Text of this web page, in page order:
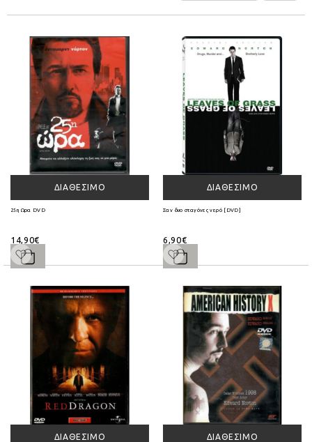
ΔΙΑΘΈΣΙΜΟ
25η Ωρα DVD
14,90€
ΔΙΑΘΈΣΙΜΟ
Σαν δυο σταγόνες νερό [DVD]
6,90€
ΔΙΑΘΈΣΙΜΟ ΔΙΑΘΈΣΙΜΟ